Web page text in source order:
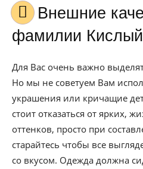
Внешние качества для
фамилии Кислый
Для Вас очень важно
Но мы не советуем Вам
украшения или кричащие
стоит отказаться от ярких,
оттенков, просто при
старайтесь чтобы все
со вкусом. Одежда должна